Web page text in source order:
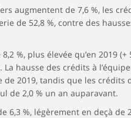
augmentent de 7,6 %, les
de 52,8 %, contre des
%, plus élevée qu’en 2019 (+
La hausse des crédits à
2019, tandis que les crédits
de 2,0 % un an auparavant.
6,3 %, légèrement en deçà de